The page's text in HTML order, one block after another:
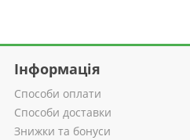
Інформація
Способи оплати
Способи доставки
Знижки та бонуси